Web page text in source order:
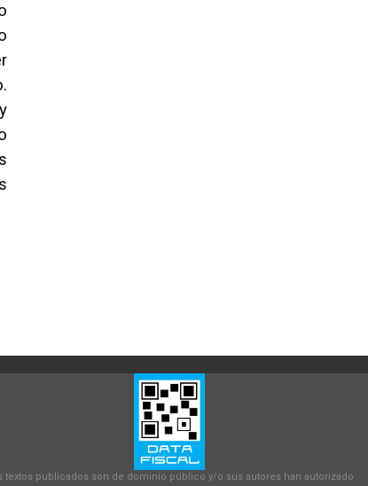
textos publicados son de dominio público y/o sus autores han autorizado